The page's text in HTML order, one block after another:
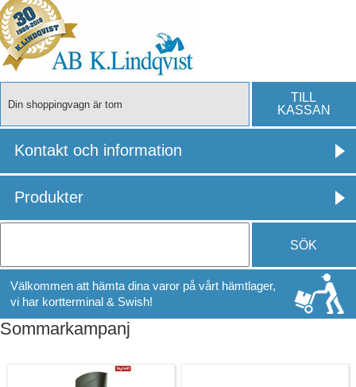
TILL
KASSAN
Din shoppingvagn är tom
Kontakt och information
SÖK
Välkommen att hämta dina varor på vårt hämtlager,
vi har kortterminal & Swish!
Produkter
Sommarkampanj